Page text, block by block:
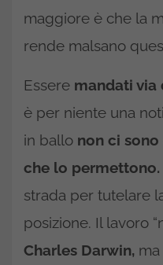
maggiore è che la
rende malsano
Essere mandati via
è per niente una
in ballo non ci
che lo permettono.
strada per tutelare
posizione. Il lavoro
Charles Darwin,